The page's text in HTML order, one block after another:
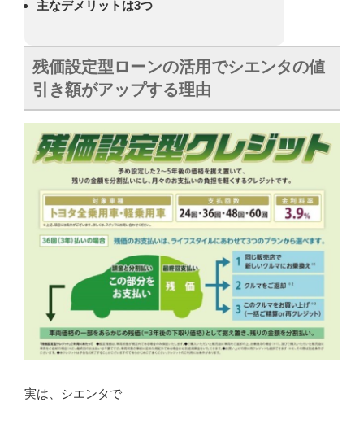
主なデメリットは3つ
残価設定型ローンの活用でシエンタの値
引き額がアップする理由
実は、シエンタで